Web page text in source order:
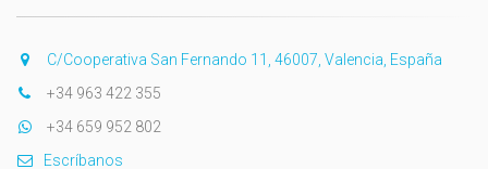
C/Cooperativa San Fernando 11, 46007, Valencia, España
+34 963 422 355
+34 659 952 802
Escríbanos